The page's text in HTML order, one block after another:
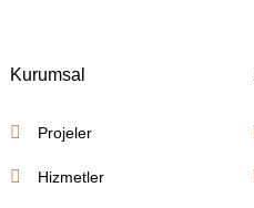
Kurumsal
Projeler
Hizmetler